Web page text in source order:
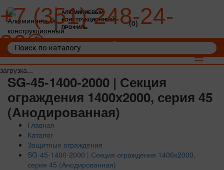
загрузка...
АЛЮМИНИЕВЫЙ
КОНСТРУКЦИОННЫЙ
ПРОФИЛЬ
+7 (351) 248-24-
36
(0)
Toggle
SG-45-1400-2000 | Секция
ограждения 1400х2000, серия 45
(Анодированная)
Главная
Каталог
Защитные ограждения
SG-45-1400-2000 | Секция ограждения 1400х2000,
серия 45 (Анодированная)